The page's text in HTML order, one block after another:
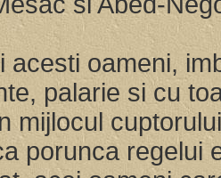
acesti oameni,
palarie si cu
mijlocul
porunca regelui